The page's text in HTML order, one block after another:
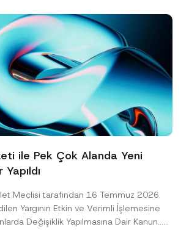
ile Pek Çok Alanda Yeni
Meclisi tarafından 16 Temmuz 2026
Yargının Etkin ve Verimli İşlemesine
Değişiklik Yapılmasına Dair Kanun...